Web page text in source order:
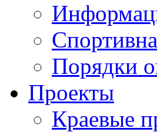
Порядки
Проекты
Краевые